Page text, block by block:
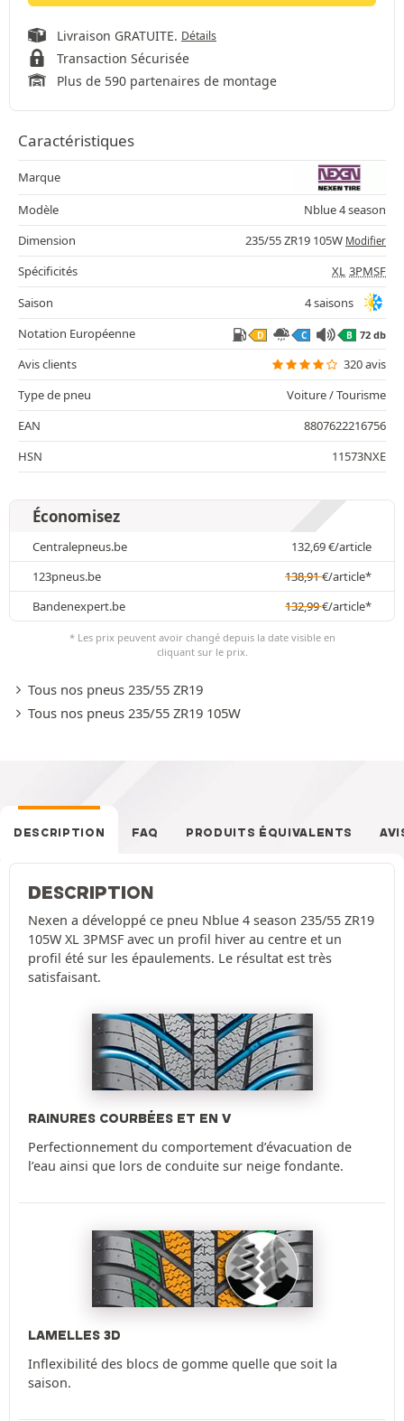
Livraison GRATUITE. Détails
Transaction Sécurisée
Plus de 590 partenaires de montage
Caractéristiques
Marque
Modèle
Nblue 4 season
Dimension
235/55 ZR19 105W Modifier
Spécificités XL 3PMSF
Saison
4 saisons
Notation Européenne
D C B 72 db
Avis clients
320 avis
Type de pneu
Voiture / Tourisme
EAN
8807622216756
HSN
11573NXE
Économisez
Centralepneus.be 132,69€/article
123pneus.be
138,91€/article*
Bandenexpert.be
132,99€/article*
* Les prix peuvent avoir changé depuis la date visible en
cliquant sur le prix.
Tous nos pneus 235/55 ZR19
Tous nos pneus 235/55 ZR19 105W
DESCRIPTION FAQ PRODUITS ÉQUIVALENTS
DESCRIPTION
Nexen a développé ce pneu Nblue 4 season 235/55 ZR19
105W XL 3PMSF avec un profil hiver au centre et un
profil été sur les épaulements. Le résultat est très
satisfaisant.
RAINURES COURBÉES ET EN V
Perfectionnement du comportement d’évacuation de
l’eau ainsi que lors de conduite sur neige fondante.
LAMELLES 3D
Inflexibilité des blocs de gomme quelle que soit la
saison.